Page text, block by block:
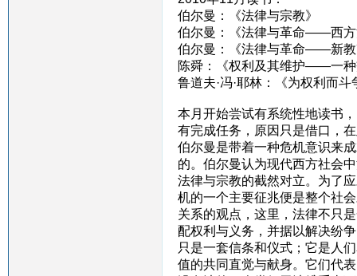
伯尔曼：《法律与宗教》
伯尔曼：《法律与革命——西方
伯尔曼：《法律与革命——新教
陈舜：《权利及其维护——一种
鲁道夫·冯·耶林：《为权利而斗
本月开始尝试有系统性地读书
有完成任务，原因只是借口，
伯尔曼是带着一种危机意识来
的。伯尔曼认为现代西方社会
法律与宗教的截然对立。为了
机的一个主要征兆便是整个社
关系的观点，这里，法律不只
配权利与义务，并据以解决纷
只是一套信条和仪式；它是人
值的共同直觉与献身。它们代